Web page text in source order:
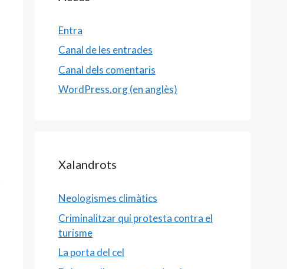
Entra
Canal de les entrades
Canal dels comentaris
WordPress.org (en anglès)
Xalandrots
Neologismes climàtics
Criminalitzar qui protesta contra el
turisme
La porta del cel